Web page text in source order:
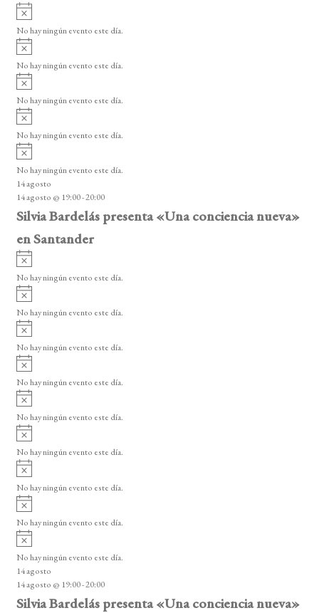
e
E
v
e
n
t
o
s
o
A
v
i
o
No hay ningún evento este día.
A
v
i
o
No hay ningún evento este día.
A
v
i
o
No hay ningún evento este día.
A
v
i
o
No hay ningún evento este día.
A
v
i
s
o
No hay ningún evento este día.
14 agosto
14 agosto @ 19:00-20:00
Silvia Bardelás presenta «Una conciencia nueva»
en Santander
A
v
i
o
No hay ningún evento este día.
A
v
i
o
No hay ningún evento este día.
A
v
i
o
No hay ningún evento este día.
A
v
i
o
No hay ningún evento este día.
A
v
i
o
No hay ningún evento este día.
A
v
i
o
No hay ningún evento este día.
A
v
i
o
No hay ningún evento este día.
A
v
i
o
No hay ningún evento este día.
A
v
i
s
o
No hay ningún evento este día.
14 agosto
14 agosto @ 19:00-20:00
Silvia Bardelás presenta «Una conciencia nueva»